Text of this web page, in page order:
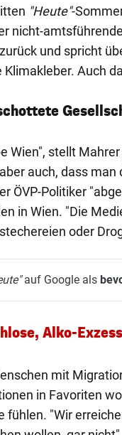
"Heute"-
nicht-
und spricht
Klimakleber. Auch
Wien", stellt
auch, dass
ÖVP-Politiker
in Wien. "Die
oder
auf Google als
Alko-
mit
in Favoriten
fühlen. "Wir